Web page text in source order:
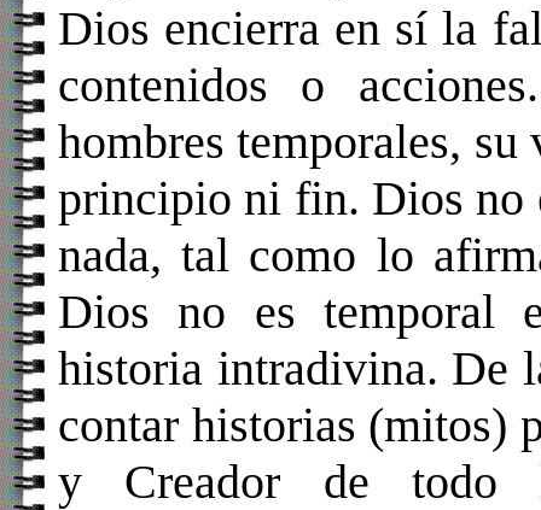
Dios encierra en sí la
contenidos o
hombres temporales,
principio ni fin. Dios no
nada, tal como lo
Dios no es temporal
historia intradivina. De
contar historias (mitos)
y Creador de todo